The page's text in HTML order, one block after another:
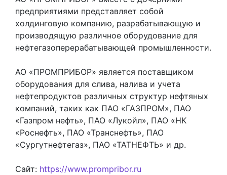
предприятиями представляет собой
холдинговую компанию, разрабатывающую и
производящую различное оборудование для
нефтегазоперерабатывающей промышленности.
АО «ПРОМПРИБОР» является поставщиком
оборудования для слива, налива и учета
нефтепродуктов различных структур нефтяных
компаний, таких как ПАО «ГАЗПРОМ», ПАО
«Газпром нефть», ПАО «Лукойл», ПАО «НК
«Роснефть», ПАО «Транснефть», ПАО
«Сургутнефтегаз», ПАО «ТАТНЕФТЬ» и др.
Сайт: https://www.prompribor.ru